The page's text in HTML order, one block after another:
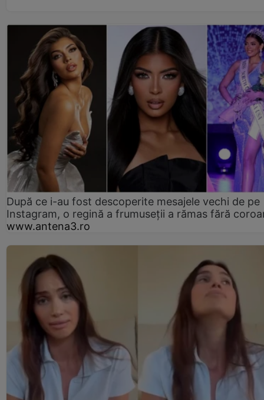
După ce i-au fost descoperite mesajele vechi de pe
Instagram, o regină a frumuseții a rămas fără
www.antena3.ro